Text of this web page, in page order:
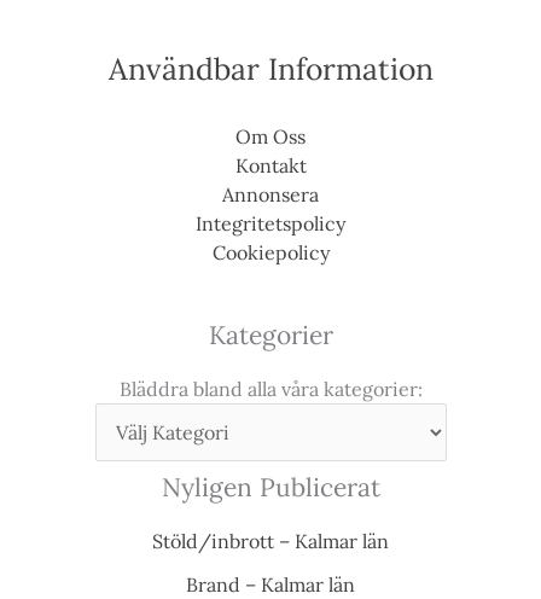
Användbar Information
Om Oss
Kontakt
Annonsera
Integritetspolicy
Cookiepolicy
Kategorier
Bläddra bland alla våra kategorier:
Nyligen Publicerat
Stöld/inbrott – Kalmar län
Brand – Kalmar län